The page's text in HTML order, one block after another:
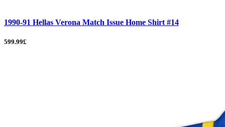
1990-91 Hellas Verona Match Issue Home Shirt #14
599.99£